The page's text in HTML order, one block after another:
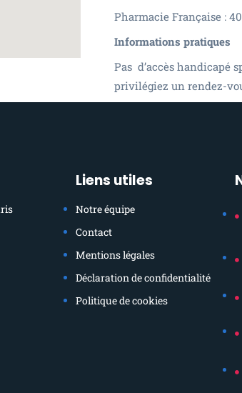
Pharmacie Française :
Informations pratiques
Pas d’accès
privilégiez un rendez-
Liens utiles
Notre équipe
Contact
Mentions légales
Déclaration de confidentialité
Politique de cookies